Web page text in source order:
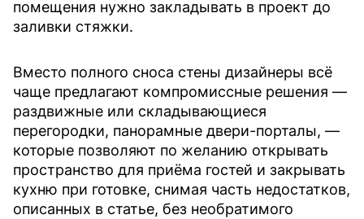
помещения нужно закладывать в проект до
заливки стяжки.
Вместо полного сноса стены дизайнеры всё
чаще предлагают компромиссные решения —
раздвижные или складывающиеся
перегородки, панорамные двери-порталы, —
которые позволяют по желанию открывать
пространство для приёма гостей и закрывать
кухню при готовке, снимая часть недостатков,
описанных в статье, без необратимого